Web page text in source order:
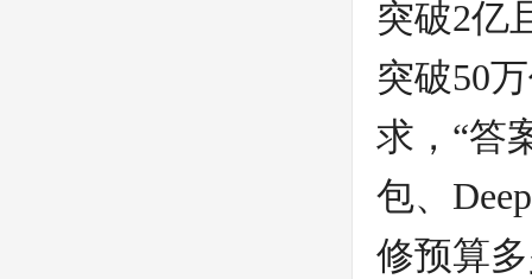
突破2亿
突破50
求，“答
包、
修预算